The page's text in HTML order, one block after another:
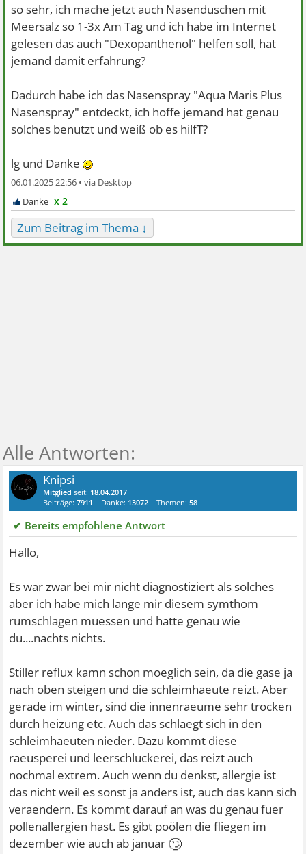
so sehr, ich mache jetzt auch Nasenduschen mit
Meersalz so 1-3x Am Tag und ich habe im Internet
gelesen das auch "Dexopanthenol" helfen soll, hat
jemand damit erfahrung?
Dadurch habe ich das Nasenspray "Aqua Maris Plus
Nasenspray" entdeckt, ich hoffe jemand hat genau
solches benutzt und weiß ob es hilfT?
lg und Danke
06.01.2025 22:56 •
x 2
Zum Beitrag im Thema ↓
Knipsi
Mitglied seit: 18.04.2017
Beiträge:7911 Danke: 13072 Themen:58
✔ Bereits empfohlene Antwort
Hallo,
Es war zwar bei mir nicht diagnostiziert als solches
aber ich habe mich lange mir diesem symthom
rumschlagen muessen und hatte genau wie
du....nachts nichts.
Stiller reflux kamn schon moeglich sein, da die gase ja
nach oben steigen und die schleimhaeute reizt. Aber
gerade im winter, sind die innenraeume sehr trocken
durch heizung etc. Auch das schlaegt sich in den
schleimhaeuten nieder. Dazu kommt diese
raeusperei und leerschluckerei, das reizt auch
nochmal extrem. Auch wenn du denkst, allergie ist
das nicht weil es sonst ja anders ist, auch das kann sich
veraendern. Es kommt darauf an was du genau fuer
pollenallergien hast. Es gibt poölen die fliegen im
dezember wie auch ab januar 🙄